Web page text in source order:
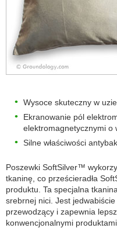
Wysoce skuteczny w
Ekranowanie pól
elektromagnetycznymi o
Silne właściwości
Poszewki SoftSilver™
tkaninę, co prześcieradła
produktu. Ta specjalna
srebrnej nici. Jest
przewodzący i zapewnia
konwencjonalnymi